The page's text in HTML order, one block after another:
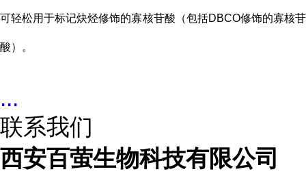
可轻松用于标记炔烃修饰的寡核苷酸（包括DBCO修饰的寡核苷
酸）。
...
联系我们
西安百萤生物科技有限公司